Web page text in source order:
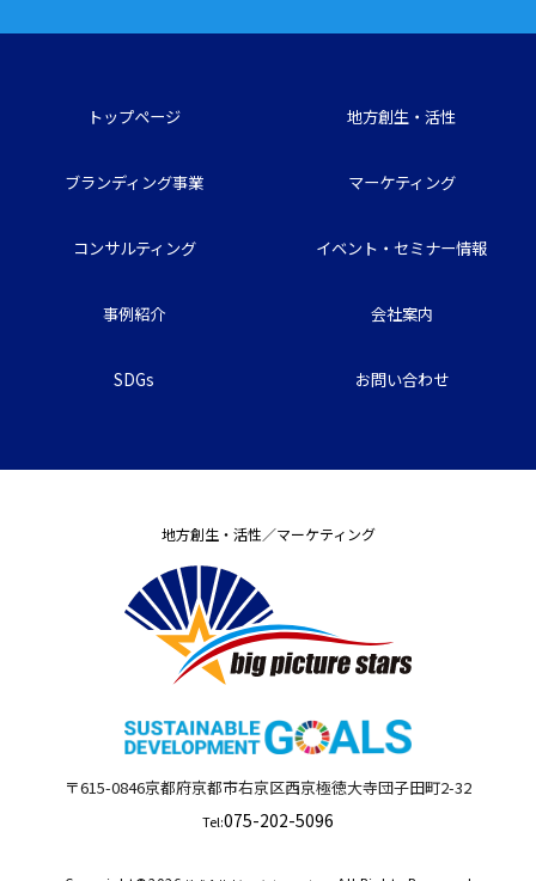
トップページ 地方創生・活性
ブランディング事業 マーケティング
コンサルティング イベント・セミナー情報
事例紹介 会社案内
SDGs お問い合わせ
地方創生・活性／マーケティング
〒615-0846京都府京都市右京区西京極徳大寺団子田町2-32
Tel:075-202-5096